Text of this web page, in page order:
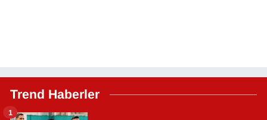
Trend Haberler
1